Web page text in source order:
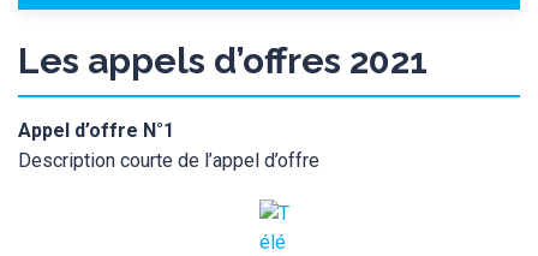
Les appels d’offres 2021
Appel d’offre N°1
Description courte de l’appel d’offre